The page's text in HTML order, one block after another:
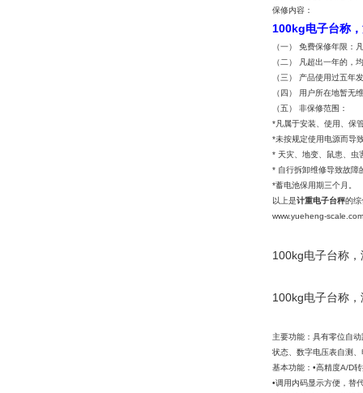
保修内容：
100kg电子台称
（一） 免费保修年限：
（二） 凡超出一年的，
（三） 产品使用过五年
（四） 用户所在地暂无
（五） 非保修范围：
*凡属于安装、使用、保
*未按规定使用电源而导
* 天灾、地变、鼠患、虫
* 自行拆卸维修导致故障
*蓄电池保用期三个月。
以上是计重电子台秤的综
www.yueheng-scale.com
100kg电子台称
100kg电子台称
主要功能：具有零位自
状态、数字电压表自测
基本功能：•高精度A/D
•调用内码显示方便，替